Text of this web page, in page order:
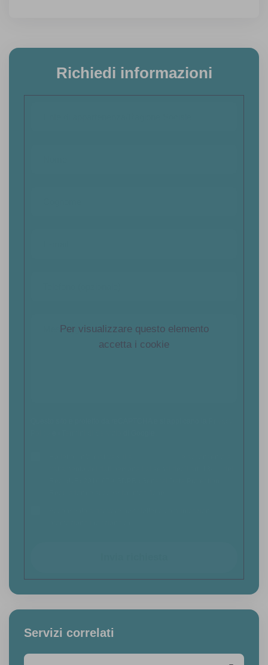
Richiedi informazioni
Per visualizzare questo elemento
accetta i cookie
Servizi correlati